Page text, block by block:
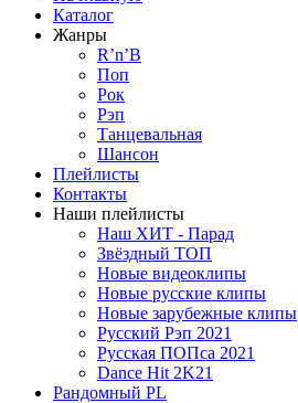
Каталог
Жанры
R’n’B
Поп
Рок
Рэп
Танцевальная
Шансон
Плейлисты
Контакты
Наши плейлисты
Наш ХИТ - Парад
Звёздный ТОП
Новые видеоклипы
Новые русские клипы
Новые зарубежные клипы
Русский Рэп 2021
Русская ПОПса 2021
Dance Hit 2K21
Рандомный PL